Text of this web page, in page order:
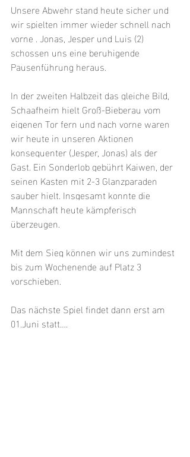
Unsere Abwehr stand heute sicher und
wir spielten immer wieder schnell nach
vorne . Jonas, Jesper und Luis (2)
schossen uns eine beruhigende
Pausenführung heraus.
In der zweiten Halbzeit das gleiche Bild,
Schaafheim hielt Groß-Bieberau vom
eigenen Tor fern und nach vorne waren
wir heute in unseren Aktionen
konsequenter (Jesper, Jonas) als der
Gast. Ein Sonderlob gebührt Kaiwen, der
seinen Kasten mit 2-3 Glanzparaden
sauber hielt. Insgesamt konnte die
Mannschaft heute kämpferisch
überzeugen.
Mit dem Sieg können wir uns zumindest
bis zum Wochenende auf Platz 3
vorschieben.
Das nächste Spiel findet dann erst am
01.Juni statt….